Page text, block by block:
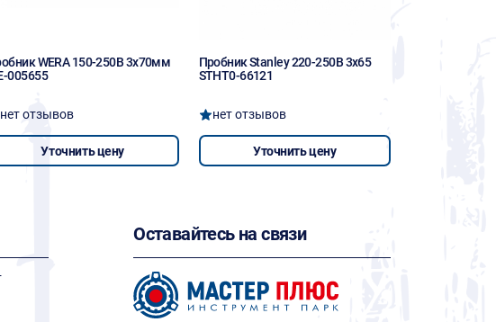
WERA 150-250В 3х70мм
005655
нет отзывов
Уточнить цену
Пробник Stanley 220-250В 3х65
STHT0-66121
нет отзывов
Уточнить цену
Оставайтесь на связи